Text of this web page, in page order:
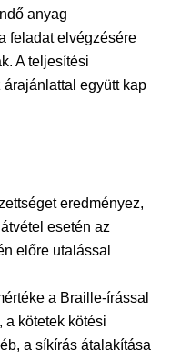
anyag
feladat elvégzésére
A teljesítési
együtt kap
eredményez,
esetén az
előre utalással
a Braille-írással
a kötetek kötési
a síkírás átalakítása